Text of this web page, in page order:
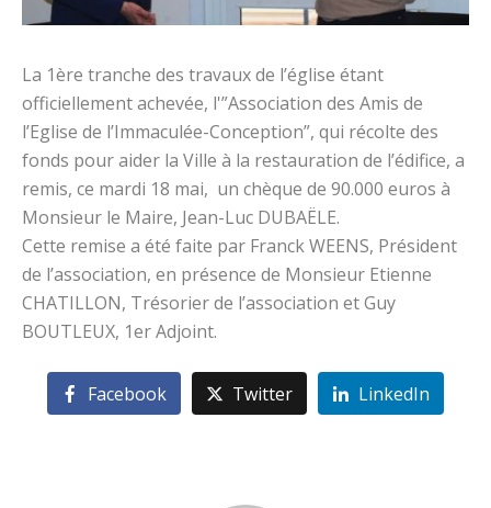
La 1ère tranche des travaux de l’église étant
officiellement achevée, l'”Association des Amis de
l’Eglise de l’Immaculée-Conception”, qui récolte des
fonds pour aider la Ville à la restauration de l’édifice, a
remis, ce mardi 18 mai, un chèque de 90.000 euros à
Monsieur le Maire, Jean-Luc DUBAËLE.
Cette remise a été faite par Franck WEENS, Président
de l’association, en présence de Monsieur Etienne
CHATILLON, Trésorier de l’association et Guy
BOUTLEUX, 1er Adjoint.
Facebook Twitter LinkedIn